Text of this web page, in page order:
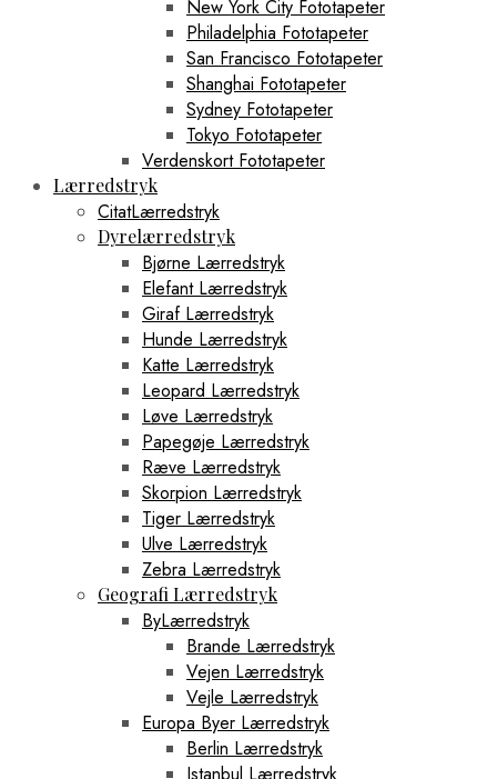
New York City Fototapeter
Philadelphia Fototapeter
San Francisco Fototapeter
Shanghai Fototapeter
Sydney Fototapeter
Tokyo Fototapeter
Verdenskort Fototapeter
Lærredstryk
CitatLærredstryk
Dyrelærredstryk
Bjørne Lærredstryk
Elefant Lærredstryk
Giraf Lærredstryk
Hunde Lærredstryk
Katte Lærredstryk
Leopard Lærredstryk
Løve Lærredstryk
Papegøje Lærredstryk
Ræve Lærredstryk
Skorpion Lærredstryk
Tiger Lærredstryk
Ulve Lærredstryk
Zebra Lærredstryk
Geografi Lærredstryk
ByLærredstryk
Brande Lærredstryk
Vejen Lærredstryk
Vejle Lærredstryk
Europa Byer Lærredstryk
Berlin Lærredstryk